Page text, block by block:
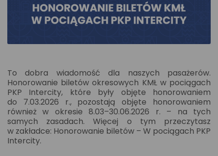
To dobra wiadomość dla naszych pasażerów.
Honorowanie biletów okresowych KMŁ w pociągach
PKP Intercity, które były objęte honorowaniem
do 7.03.2026 r., pozostają objęte honorowaniem
również w okresie 8.03–30.06.2026 r. – na tych
samych zasadach. Więcej o tym przeczytasz
w zakładce: Honorowanie biletów – W pociągach PKP
Intercity.